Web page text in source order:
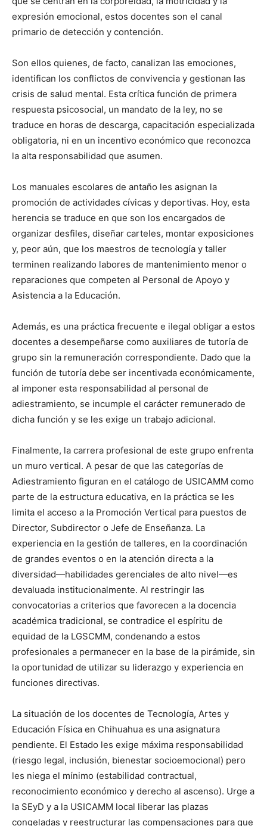
expresión emocional, estos docentes son el canal
primario de detección y contención.
Son ellos quienes, de facto, canalizan las emociones,
identifican los conflictos de convivencia y gestionan las
crisis de salud mental. Esta crítica función de primera
respuesta psicosocial, un mandato de la ley, no se
traduce en horas de descarga, capacitación especializada
obligatoria, ni en un incentivo económico que reconozca
la alta responsabilidad que asumen.
Los manuales escolares de antaño les asignan la
promoción de actividades cívicas y deportivas. Hoy, esta
herencia se traduce en que son los encargados de
organizar desfiles, diseñar carteles, montar exposiciones
y, peor aún, que los maestros de tecnología y taller
terminen realizando labores de mantenimiento menor o
reparaciones que competen al Personal de Apoyo y
Asistencia a la Educación.
Además, es una práctica frecuente e ilegal obligar a estos
docentes a desempeñarse como auxiliares de tutoría de
grupo sin la remuneración correspondiente. Dado que la
función de tutoría debe ser incentivada económicamente,
al imponer esta responsabilidad al personal de
adiestramiento, se incumple el carácter remunerado de
dicha función y se les exige un trabajo adicional.
Finalmente, la carrera profesional de este grupo enfrenta
un muro vertical. A pesar de que las categorías de
Adiestramiento figuran en el catálogo de USICAMM como
parte de la estructura educativa, en la práctica se les
limita el acceso a la Promoción Vertical para puestos de
Director, Subdirector o Jefe de Enseñanza. La
experiencia en la gestión de talleres, en la coordinación
de grandes eventos o en la atención directa a la
diversidad—habilidades gerenciales de alto nivel—es
devaluada institucionalmente. Al restringir las
convocatorias a criterios que favorecen a la docencia
académica tradicional, se contradice el espíritu de
equidad de la LGSCMM, condenando a estos
profesionales a permanecer en la base de la pirámide, sin
la oportunidad de utilizar su liderazgo y experiencia en
funciones directivas.
La situación de los docentes de Tecnología, Artes y
Educación Física en Chihuahua es una asignatura
pendiente. El Estado les exige máxima responsabilidad
(riesgo legal, inclusión, bienestar socioemocional) pero
les niega el mínimo (estabilidad contractual,
reconocimiento económico y derecho al ascenso). Urge a
la SEyD y a la USICAMM local liberar las plazas
congeladas y reestructurar las compensaciones para que